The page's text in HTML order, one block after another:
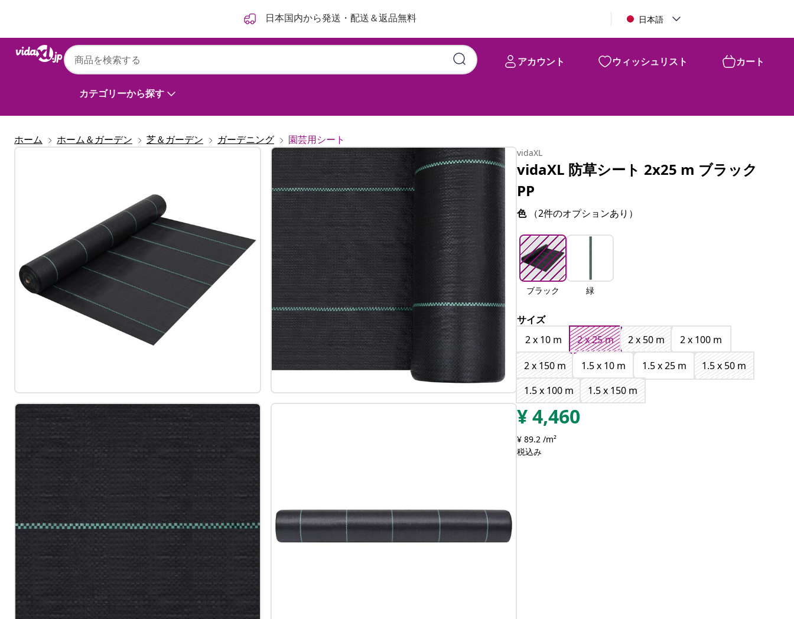
日本国内から発送・配送＆返品無料 日本語
カテゴリーから探す
アカウント ウィッシュリスト カート
vidaXL ¥ 4,460
ホーム ホーム＆ガーデン 芝＆ガーデン ガーデニング 園芸用シート
vidaXL
vidaXL 防草シート 2x25 m ブラック
PP
色 （2件のオプションあり）
ブラック 緑
サイズ
2 x 10 m
2 x 25 m 2 x 50 m
2 x 100 m
2 x 150 m
1.5 x 10 m 1.5 x 25 m
1.5 x 50 m
1.5 x 100 m
1.5 x 150 m
¥4,460
¥ 89.2 /m²
税込み